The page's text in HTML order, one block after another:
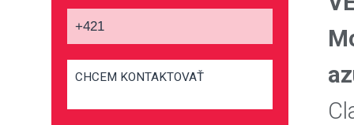
CHCEM KONTAKTOVAŤ